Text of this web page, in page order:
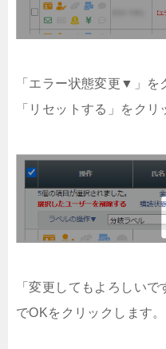
「エラー状態変更▼」を
「リセットする」をクリ
「変更してもよろしい
でOKをクリックします。